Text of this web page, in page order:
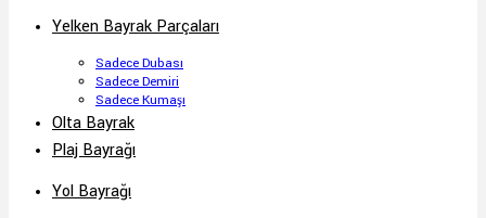
Yelken Bayrak Parçaları
Sadece Dubası
Sadece Demiri
Sadece Kumaşı
Olta Bayrak
Plaj Bayrağı
Yol Bayrağı